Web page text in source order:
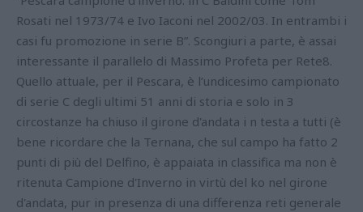
Rosati nel 1973/74 e Ivo Iaconi nel 2002/03. In entrambi i
casi fu promozione in serie B”. Scongiuri a parte, è assai
interessante il parallelo di Massimo Profeta per Rete8.
Quello attuale, per il Pescara, è l’undicesimo campionato
di serie C degli ultimi 51 anni di storia e solo in 3
circostanze ha chiuso il girone d'andata i n testa a tutti (è
bene ricordare che la Ternana, che sul campo ha fatto 2
punti di più del Delfino, è appaiata in classifica ma non è
ritenuta Campione d'Inverno in virtù del ko nel girone
d'andata, pur in presenza di una differenza reti generale